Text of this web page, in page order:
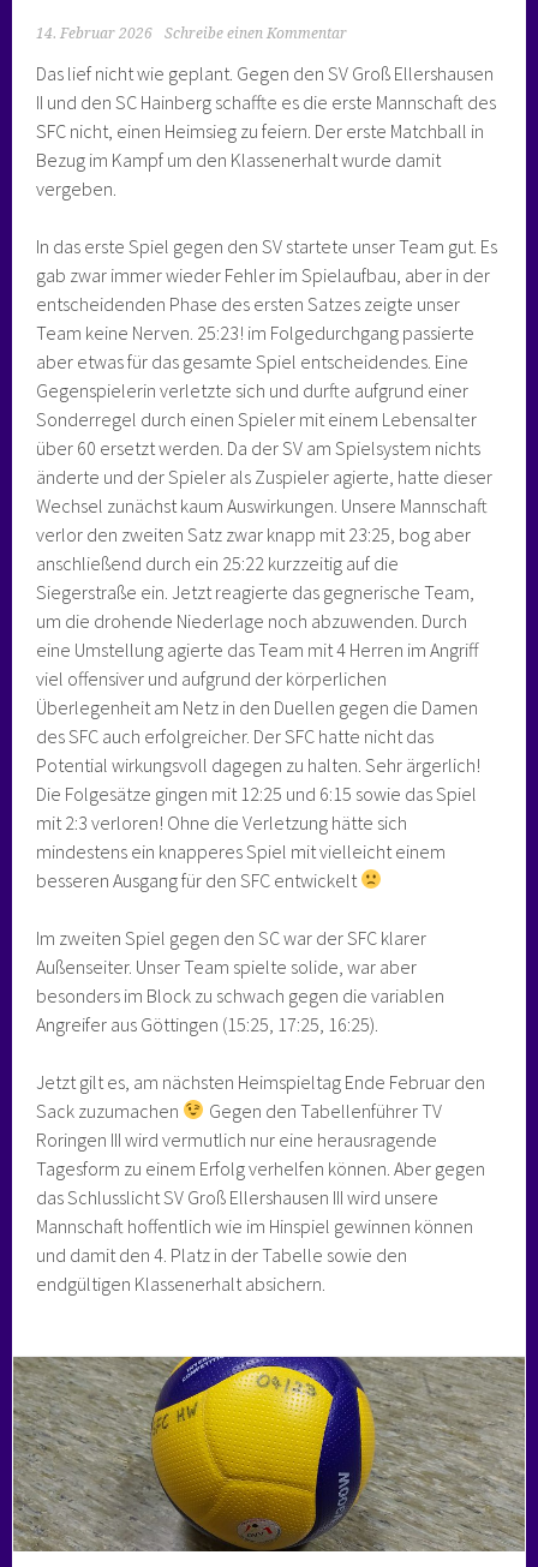
14. Februar 2026 Schreibe einen Kommentar
Das lief nicht wie geplant. Gegen den SV Groß Ellershausen
II und den SC Hainberg schaffte es die erste Mannschaft des
SFC nicht, einen Heimsieg zu feiern. Der erste Matchball in
Bezug im Kampf um den Klassenerhalt wurde damit
vergeben.
In das erste Spiel gegen den SV startete unser Team gut. Es
gab zwar immer wieder Fehler im Spielaufbau, aber in der
entscheidenden Phase des ersten Satzes zeigte unser
Team keine Nerven. 25:23! im Folgedurchgang passierte
aber etwas für das gesamte Spiel entscheidendes. Eine
Gegenspielerin verletzte sich und durfte aufgrund einer
Sonderregel durch einen Spieler mit einem Lebensalter
über 60 ersetzt werden. Da der SV am Spielsystem nichts
änderte und der Spieler als Zuspieler agierte, hatte dieser
Wechsel zunächst kaum Auswirkungen. Unsere Mannschaft
verlor den zweiten Satz zwar knapp mit 23:25, bog aber
anschließend durch ein 25:22 kurzzeitig auf die
Siegerstraße ein. Jetzt reagierte das gegnerische Team,
um die drohende Niederlage noch abzuwenden. Durch
eine Umstellung agierte das Team mit 4 Herren im Angriff
viel offensiver und aufgrund der körperlichen
Überlegenheit am Netz in den Duellen gegen die Damen
des SFC auch erfolgreicher. Der SFC hatte nicht das
Potential wirkungsvoll dagegen zu halten. Sehr ärgerlich!
Die Folgesätze gingen mit 12:25 und 6:15 sowie das Spiel
mit 2:3 verloren! Ohne die Verletzung hätte sich
mindestens ein knapperes Spiel mit vielleicht einem
besseren Ausgang für den SFC entwickelt
Im zweiten Spiel gegen den SC war der SFC klarer
Außenseiter. Unser Team spielte solide, war aber
besonders im Block zu schwach gegen die variablen
Angreifer aus Göttingen (15:25, 17:25, 16:25).
Jetzt gilt es, am nächsten Heimspieltag Ende Februar den
Sack zuzumachen
Gegen den Tabellenführer TV
Roringen III wird vermutlich nur eine herausragende
Tagesform zu einem Erfolg verhelfen können. Aber gegen
das Schlusslicht SV Groß Ellershausen III wird unsere
Mannschaft hoffentlich wie im Hinspiel gewinnen können
und damit den 4. Platz in der Tabelle sowie den
endgültigen Klassenerhalt absichern.